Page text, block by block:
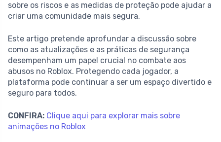
sobre os riscos e as medidas de proteção pode ajudar a
criar uma comunidade mais segura.
Este artigo pretende aprofundar a discussão sobre
como as atualizações e as práticas de segurança
desempenham um papel crucial no combate aos
abusos no Roblox. Protegendo cada jogador, a
plataforma pode continuar a ser um espaço divertido e
seguro para todos.
CONFIRA: Clique aqui para explorar mais sobre
animações no Roblox